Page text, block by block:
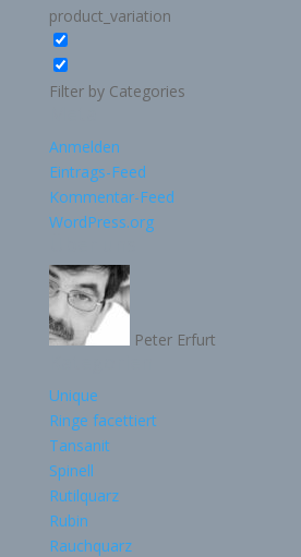
product_variation
Filter by Categories
Anmelden
Eintrags-Feed
Kommentar-Feed
WordPress.org
Peter Erfurt
Unique
Ringe facettiert
Tansanit
Spinell
Rutilquarz
Rubin
Rauchquarz